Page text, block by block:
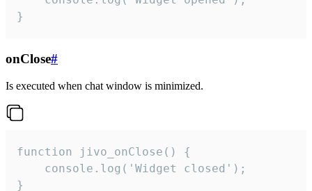
}
onClose#
Is executed when chat window is minimized.
function jivo_onClose() {
    console.log('Widget closed');
}